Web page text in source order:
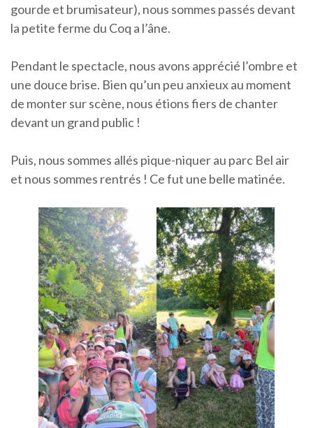
gourde et brumisateur), nous sommes passés devant
la petite ferme du Coq a l’âne.
Pendant le spectacle, nous avons apprécié l’ombre et
une douce brise. Bien qu’un peu anxieux au moment
de monter sur scène, nous étions fiers de chanter
devant un grand public !
Puis, nous sommes allés pique-niquer au parc Bel air
et nous sommes rentrés ! Ce fut une belle matinée.